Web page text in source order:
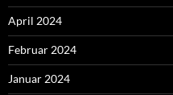
April 2024
Februar 2024
Januar 2024